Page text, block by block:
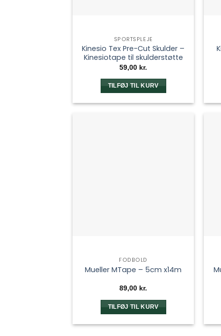
SPORTSPLEJE
Kinesio Tex Pre-Cut Skulder –
Kinesiotape til skulderstøtte
59,00 kr.
TILFØJ TIL KURV
FODBOLD
Mueller MTape – 5cm x14m
89,00 kr.
TILFØJ TIL KURV